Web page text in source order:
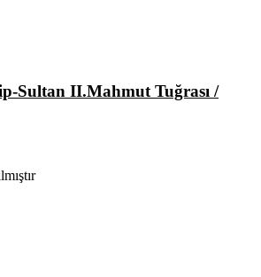
Sultan II.Mahmut Tuğrası /